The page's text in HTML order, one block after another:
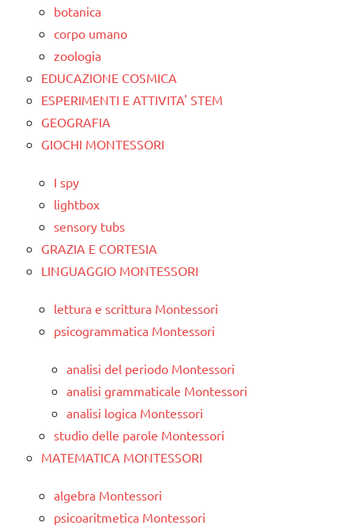
botanica
corpo umano
zoologia
EDUCAZIONE COSMICA
ESPERIMENTI E ATTIVITA' STEM
GEOGRAFIA
GIOCHI MONTESSORI
I spy
lightbox
sensory tubs
GRAZIA E CORTESIA
LINGUAGGIO MONTESSORI
lettura e scrittura Montessori
psicogrammatica Montessori
analisi del periodo Montessori
analisi grammaticale Montessori
analisi logica Montessori
studio delle parole Montessori
MATEMATICA MONTESSORI
algebra Montessori
psicoaritmetica Montessori